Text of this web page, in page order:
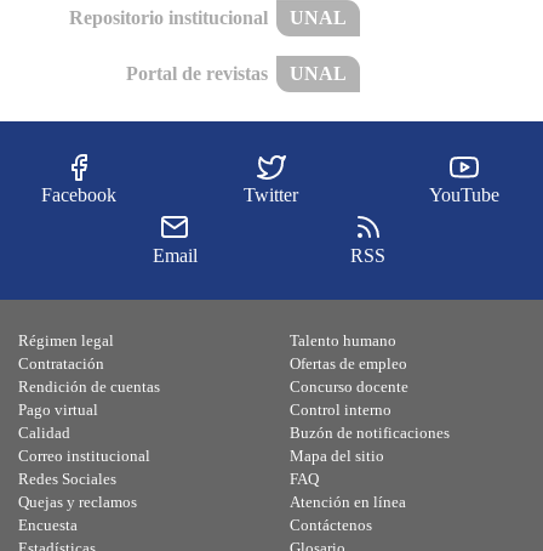
Repositorio institucional UNAL
Portal de revistas UNAL
Facebook Twitter YouTube
Email RSS
Régimen legal
Contratación
Rendición de cuentas
Pago virtual
Calidad
Talento humano
Ofertas de empleo
Concurso docente
Control interno
Buzón de notificaciones
Correo institucional
Redes Sociales
Quejas y reclamos
Encuesta
Mapa del sitio
FAQ
Atención en línea
Contáctenos